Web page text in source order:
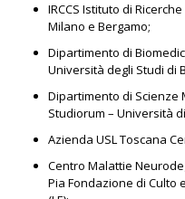
IRCCS Istituto di
Milano e Bergamo;
Dipartimento di
Università degli Studi di
Dipartimento di Scienze
Studiorum – Università
Azienda USL Toscana
Centro Malattie
Pia Fondazione di Culto